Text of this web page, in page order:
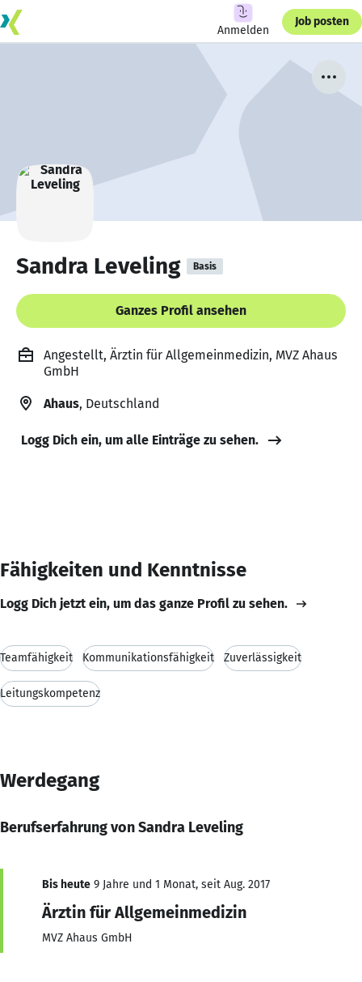
Anmelden
Job posten
Sandra Leveling Basis
Ganzes Profil ansehen
Angestellt, Ärztin für Allgemeinmedizin, MVZ Ahaus
GmbH
Ahaus, Deutschland
Logg Dich ein, um alle Einträge zu sehen.
Fähigkeiten und Kenntnisse
Logg Dich jetzt ein, um das ganze Profil zu sehen.
Teamfähigkeit Kommunikationsfähigkeit Zuverlässigkeit
Leitungskompetenz
Werdegang
Berufserfahrung von Sandra Leveling
Bis heute 9 Jahre und 1 Monat, seit Aug. 2017
Ärztin für Allgemeinmedizin
MVZ Ahaus GmbH